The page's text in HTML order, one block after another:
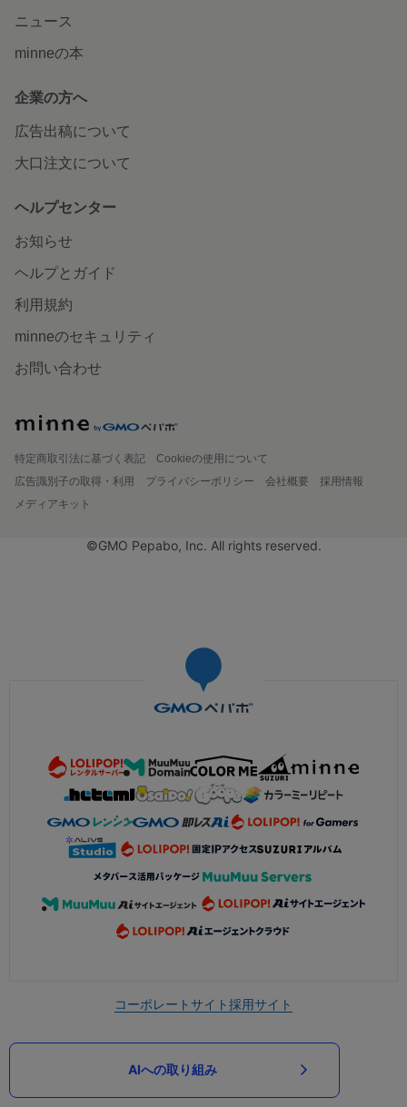
ニュース
minneの本
企業の方へ
広告出稿について
大口注文について
ヘルプセンター
お知らせ
ヘルプとガイド
利用規約
minneのセキュリティ
お問い合わせ
特定商取引法に基づく表記
Cookieの使用について
広告識別子の取得・利用
プライバシーポリシー 会社概要
採用情報
メディアキット
©GMO Pepabo, Inc. All rights reserved.
コーポレートサイト採用サイト
AIへの取り組み